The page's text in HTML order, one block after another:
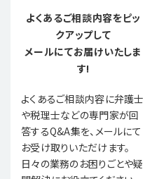
よくあるご相談内容をピッ
クアップして
メールにてお届けいたしま
す!
よくあるご相談内容に弁護士
や税理士などの専門家が回
答するQ&A集を、メールにて
お受け取りいただけます。
日々の業務のお困りごとや疑